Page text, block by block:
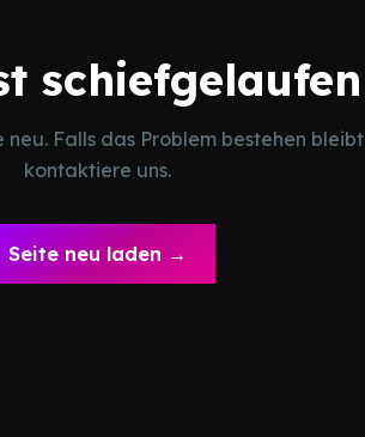
schiefgelaufen
Falls das Problem bestehen
kontaktiere uns.
Seite neu laden →